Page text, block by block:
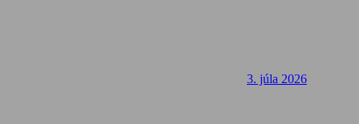
3. júla 2026